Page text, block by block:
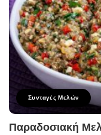
Συνταγές Μελών
Παραδοσιακή